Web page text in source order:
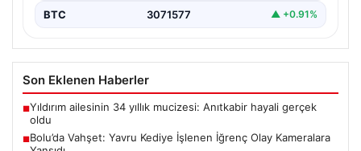
BTC 3071577 ▲ +0.91%
Son Eklenen Haberler
■Yıldırım ailesinin 34 yıllık mucizesi: Anıtkabir hayali gerçek
oldu
■Bolu’da Vahşet: Yavru Kediye İşlenen İğrenç Olay Kameralara